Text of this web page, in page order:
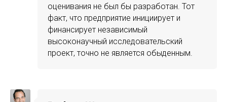
оценивания не был бы разработан. Тот
факт, что предприятие инициирует и
финансирует независимый
высоконаучный исследовательский
проект, точно не является обыденным.